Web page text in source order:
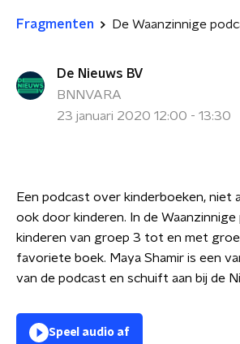
Fragmenten
De Nieuws BV
BNNVARA
23 januari 2020 12:00 - 13:30
Een podcast over kinderboeken, niet
ook door kinderen. In de
kinderen van groep 3 tot en met
favoriete boek. Maya Shamir is een
van de podcast en schuift aan bij de
Speel audio af